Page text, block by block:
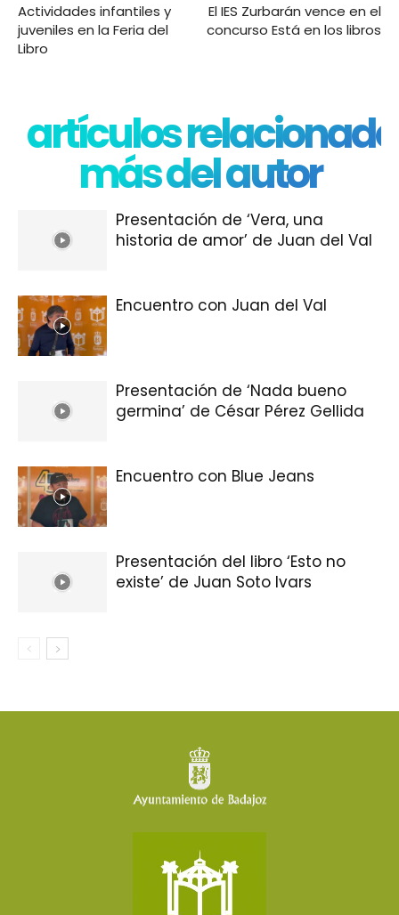
Actividades infantiles y
juveniles en la Feria del
Libro
El IES Zurbarán vence en el
concurso Está en los libros
artículos
más del autor
Presentación de ‘Vera, una
historia de amor’ de Juan del Val
Encuentro con Juan del Val
Presentación de ‘Nada bueno
germina’ de César Pérez Gellida
Encuentro con Blue Jeans
Presentación del libro ‘Esto no
existe’ de Juan Soto Ivars